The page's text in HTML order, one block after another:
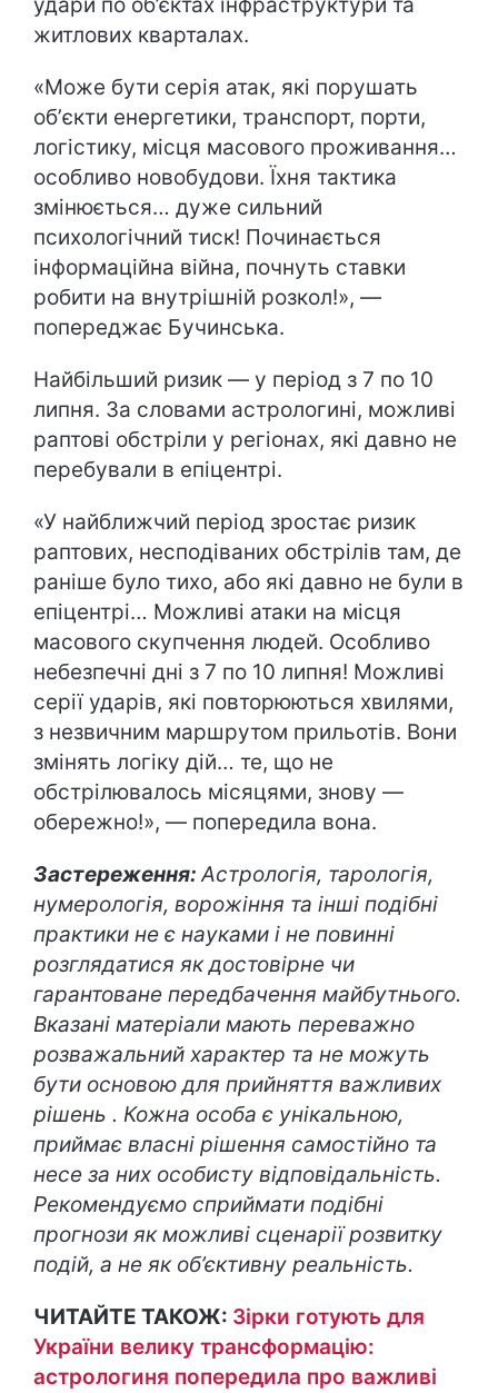
житлових кварталах.
«Може бути серія атак, які порушать
обʼєкти енергетики, транспорт, порти,
логістику, місця масового проживання…
особливо новобудови. Їхня тактика
змінюється… дуже сильний
психологічний тиск! Починається
інформаційна війна, почнуть ставки
робити на внутрішній розкол!», —
попереджає Бучинська.
Найбільший ризик — у період з 7 по 10
липня. За словами астрологині, можливі
раптові обстріли у регіонах, які давно не
перебували в епіцентрі.
«У найближчий період зростає ризик
раптових, несподіваних обстрілів там, де
раніше було тихо, або які давно не були в
епіцентрі… Можливі атаки на місця
масового скупчення людей. Особливо
небезпечні дні з 7 по 10 липня! Можливі
серії ударів, які повторюються хвилями,
з незвичним маршрутом прильотів. Вони
змінять логіку дій… те, що не
обстрілювалось місяцями, знову —
обережно!», — попередила вона.
Застереження:Астрологія, тарологія,
нумерологія, ворожіння та інші подібні
практики не є науками і не повинні
розглядатися як достовірне чи
гарантоване передбачення майбутнього.
Вказані матеріали мають переважно
розважальний характер та не можуть
бути основою для прийняття важливих
рішень . Кожна особа є унікальною,
приймає власні рішення самостійно та
несе за них особисту відповідальність.
Рекомендуємо сприймати подібні
прогнози як можливі сценарії розвитку
подій, а не як об’єктивну реальність.
ЧИТАЙТЕ ТАКОЖ: Зірки готують для
України велику трансформацію:
астрологиня попередила про важливі